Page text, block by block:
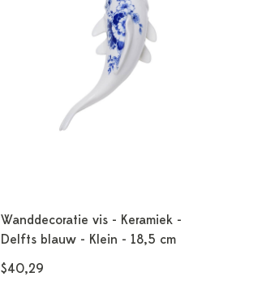
Wanddecoratie vis - Keramiek -
Delfts blauw - Klein - 18,5 cm
$40,29